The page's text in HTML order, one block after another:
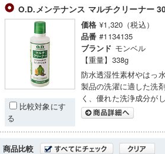
O.D.メンテナンス マルチクリーナー
比較対象にす
る
価格 ¥1,320（税込）
品番 #1134135
ブランド モンベル
【重量】338g
防水透湿性素材やはっ
製品の洗濯に適した洗
く、優れた洗浄成分が
商品比較